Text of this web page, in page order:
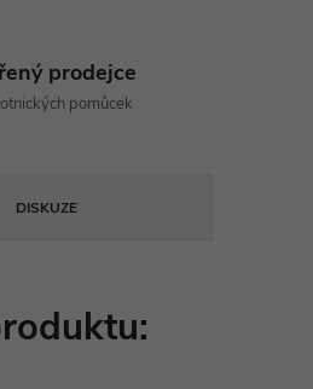
prodejce
pomůcek
DISKUZE